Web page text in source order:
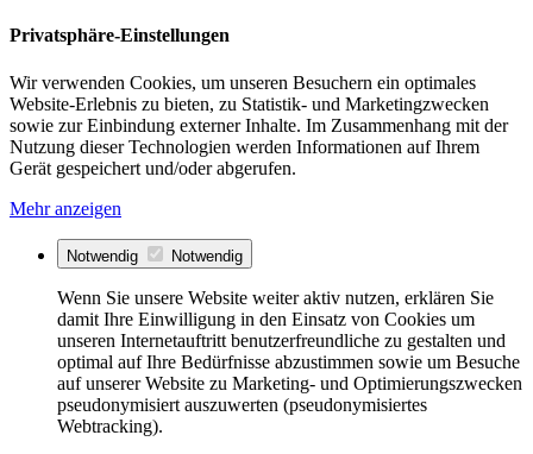
Privatsphäre-Einstellungen
Wir verwenden Cookies, um unseren Besuchern ein optimales
Website-Erlebnis zu bieten, zu Statistik- und Marketingzwecken
sowie zur Einbindung externer Inhalte. Im Zusammenhang mit der
Nutzung dieser Technologien werden Informationen auf Ihrem
Gerät gespeichert und/oder abgerufen.
Mehr anzeigen
Notwendig Notwendig
Wenn Sie unsere Website weiter aktiv nutzen, erklären Sie
damit Ihre Einwilligung in den Einsatz von Cookies um
unseren Internetauftritt benutzerfreundliche zu gestalten und
optimal auf Ihre Bedürfnisse abzustimmen sowie um Besuche
auf unserer Website zu Marketing- und Optimierungszwecken
pseudonymisiert auszuwerten (pseudonymisiertes
Webtracking).